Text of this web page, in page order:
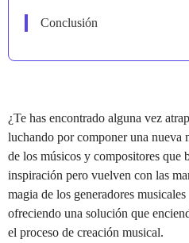
Conclusión
¿Te has encontrado alguna vez
luchando por componer una nueva
de los músicos y compositores que
inspiración pero vuelven con las
magia de los generadores
ofreciendo una solución que
el proceso de creación musical.